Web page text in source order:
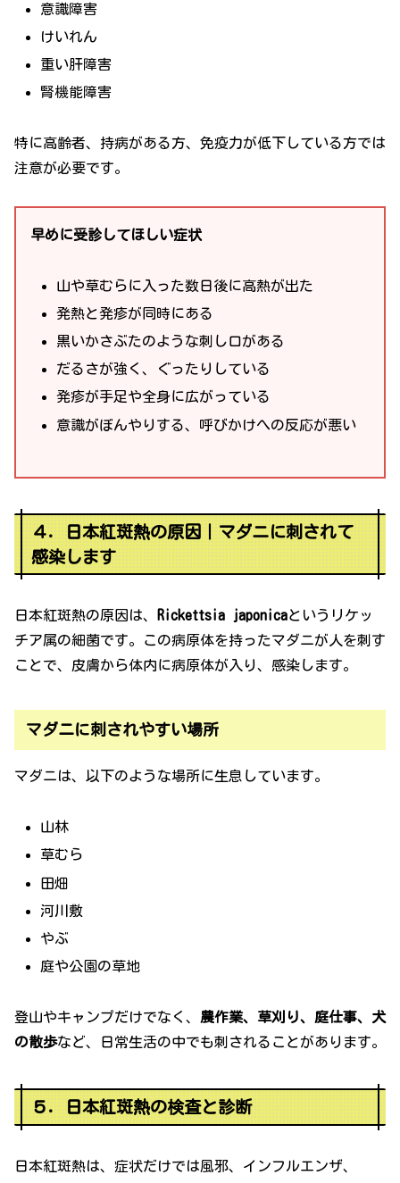
意識障害
けいれん
重い肝障害
腎機能障害
特に高齢者、持病がある方、免疫力が低下している方では
注意が必要です。
早めに受診してほしい症状
山や草むらに入った数日後に高熱が出た
発熱と発疹が同時にある
黒いかさぶたのような刺し口がある
だるさが強く、ぐったりしている
発疹が手足や全身に広がっている
意識がぼんやりする、呼びかけへの反応が悪い
４．日本紅斑熱の原因｜マダニに刺されて
感染します
日本紅斑熱の原因は、 Rickettsia japonicaというリケッ
チア属の細菌です。この病原体を持ったマダニが人を刺す
ことで、皮膚から体内に病原体が入り、感染します。
マダニに刺されやすい場所
マダニは、以下のような場所に生息しています。
山林
草むら
田畑
河川敷
やぶ
庭や公園の草地
登山やキャンプだけでなく、 農作業、草刈り、庭仕事、犬
の散歩など、日常生活の中でも刺されることがあります。
５．日本紅斑熱の検査と診断
日本紅斑熱は、症状だけでは風邪、インフルエンザ、